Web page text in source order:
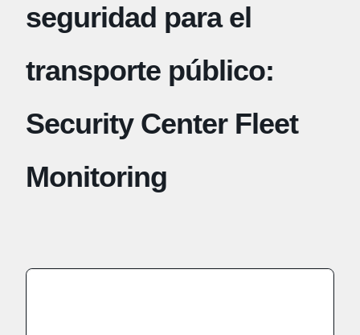
seguridad para el
transporte público:
Security Center Fleet
Monitoring